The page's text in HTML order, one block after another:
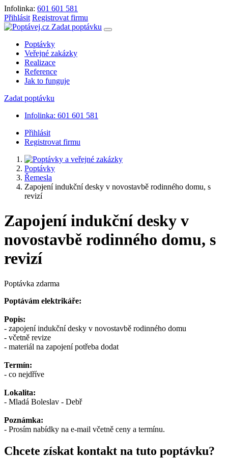
Infolinka: 601 601 581
Přihlásit Registrovat firmu
Zadat poptávku
Poptávky
Veřejné zakázky
Realizace
Reference
Jak to funguje
Zadat poptávku
Infolinka: 601 601 581
Přihlásit
Registrovat firmu
Poptávky
Řemesla
Zapojení indukční desky v novostavbě rodinného domu, s
revizí
Zapojení indukční desky v
novostavbě rodinného domu, s
revizí
Poptávka zdarma
Poptávám elektrikáře:
Popis:
- zapojení indukční desky v novostavbě rodinného domu
- včetně revize
- materiál na zapojení potřeba dodat
Termín:
- co nejdříve
Lokalita:
- Mladá Boleslav - Debř
Poznámka:
- Prosím nabídky na e-mail včetně ceny a termínu.
Chcete získat kontakt na tuto poptávku?